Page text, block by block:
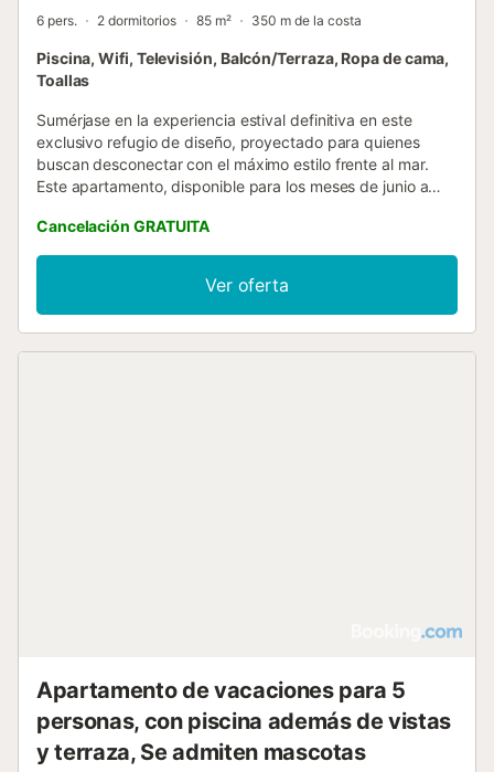
6 pers. 2 dormitorios 85 m² 350 m de la costa
Piscina, Wifi, Televisión, Balcón/Terraza, Ropa de cama,
Toallas
Sumérjase en la experiencia estival definitiva en este
exclusivo refugio de diseño, proyectado para quienes
buscan desconectar con el máximo estilo frente al mar.
Este apartamento, disponible para los meses de junio a
luminoso donde cada detalle ha sido cuidado con mimo.
Su corazón es un amplio salón de concepto abierto que se
funde con una espectacular terraza acristalada, el mirador
perfecto para disfrutar de las vistas infinitas al mar y al
paraje natural mientras siente la brisa mediterránea. La
deportiva con pista exclusiva de frontón y una pista triple
Cancelación GRATUITA
Ver oferta
Apartamento de vacaciones para 5
personas, con piscina además de vistas
y terraza, Se admiten mascotas